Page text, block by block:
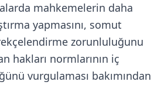
mahkemelerin daha
yapmasını, somut
zorunluluğunu
hakları normlarının iç
vurgulaması bakımından